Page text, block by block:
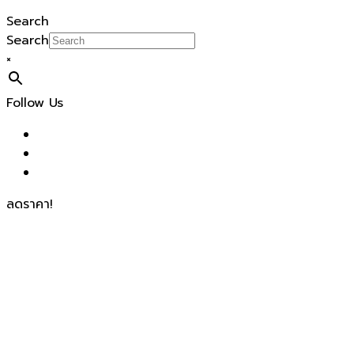
Search
Search
×
Follow Us
ลดราคา!